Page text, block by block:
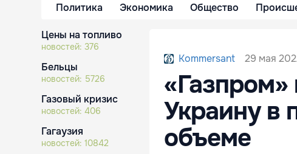
Политика Экономика Общество
Цены на топливо
новостей: 376
Бельцы
новостей: 5726
Газовый кризис
новостей: 406
Гагаузия
новостей: 10842
Kommersant 29 мая
«Газпром»
Украину в
объеме